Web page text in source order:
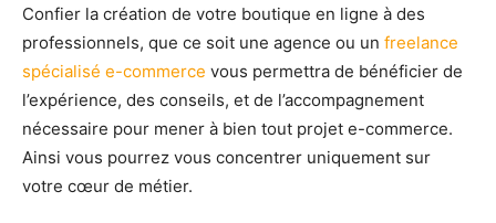
Confier la création de votre boutique en ligne à des
professionnels, que ce soit une agence ou un freelance
spécialisé e-commerce vous permettra de bénéficier de
l’expérience, des conseils, et de l’accompagnement
nécessaire pour mener à bien tout projet e-commerce.
Ainsi vous pourrez vous concentrer uniquement sur
votre cœur de métier.